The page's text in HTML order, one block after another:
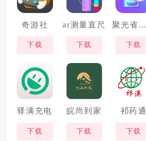
奇游社
下载
ar测量直尺
下载
聚光省电王
下载
驿满充电
下载
皖尚到家
下载
祁药通
下载